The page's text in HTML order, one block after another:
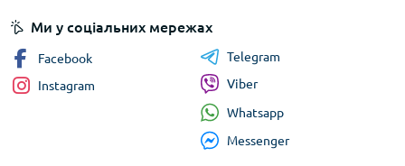
Ми у соціальних мережах
Facebook
Instagram
Telegram
Viber
Whatsapp
Messenger